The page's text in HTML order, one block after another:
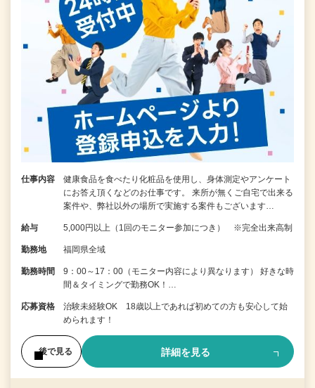
仕事内容
健康食品を食べたり化粧品を使用し、身体測定やアンケート
にお答え頂くなどのお仕事です。 来所が無くご自宅で出来る
案件や、弊社以外の場所で実施する案件もございます…
給与 5,000円以上（1回のモニター参加につき） ※完全出来高制
勤務地 福岡県全域
勤務時間
9：00～17：00（モニター内容により異なります） 好きな時
間＆タイミングで勤務OK！…
応募資格
治験未経験OK 18歳以上であれば初めての方も安心して始
められます！
後で見る 詳細を見る